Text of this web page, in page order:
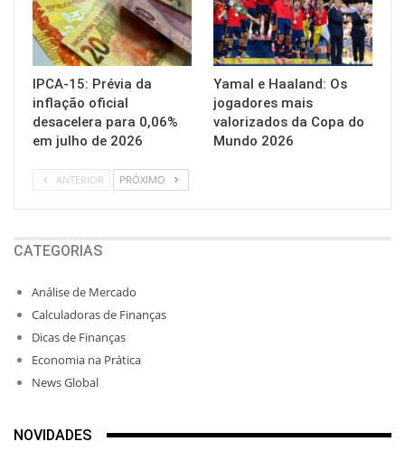
IPCA-15: Prévia da
inflação oficial
desacelera para 0,06%
em julho de 2026
Yamal e Haaland: Os
jogadores mais
valorizados da Copa do
Mundo 2026
ANTERIOR PRÓXIMO
CATEGORIAS
Análise de Mercado
Calculadoras de Finanças
Dicas de Finanças
Economia na Prática
News Global
NOVIDADES